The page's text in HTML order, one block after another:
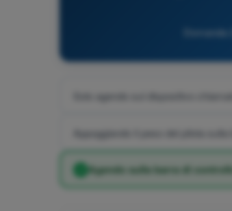
Solo agendo sul dispositivo
Appoggiando il peso del pilota
Agendo sulla barra di